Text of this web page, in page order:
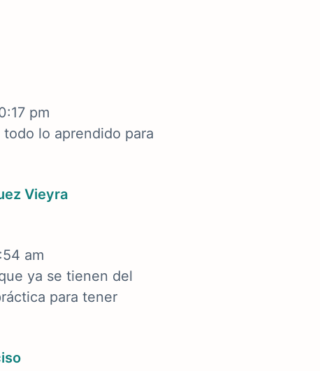
pm
lo aprendido para
Vieyra
am
ya se tienen del
para tener